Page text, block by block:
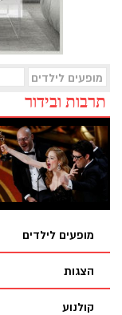
מופעים לילדים
תרבות ובידור
מופעים לילדים
הצגות
קולנוע